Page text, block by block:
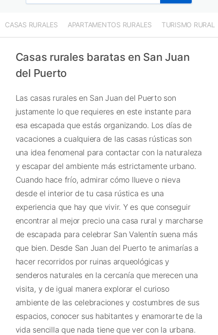
CASAS RURALES APARTAMENTOS RURALES TURISMO RURAL
Casas rurales baratas en San Juan
del Puerto
Las casas rurales en San Juan del Puerto son
justamente lo que requieres en este instante para
esa escapada que estás organizando. Los días de
vacaciones a cualquiera de las casas rústicas son
una idea fenomenal para contactar con la naturaleza
y escapar del ambiente más estrictamente urbano.
Cuando hace frío, admirar cómo llueve o nieva
desde el interior de tu casa rústica es una
experiencia que hay que vivir. Y es que conseguir
encontrar al mejor precio una casa rural y marcharse
de escapada para celebrar San Valentín suena más
que bien. Desde San Juan del Puerto te animarías a
hacer recorridos por ruinas arqueológicas y
senderos naturales en la cercanía que merecen una
visita, y de igual manera explorar el curioso
ambiente de las celebraciones y costumbres de sus
espacios, conocer sus habitantes y enamorarte de la
vida sencilla que nada tiene que ver con la urbana.